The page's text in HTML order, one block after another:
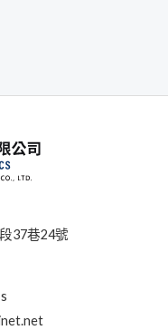
37巷24號